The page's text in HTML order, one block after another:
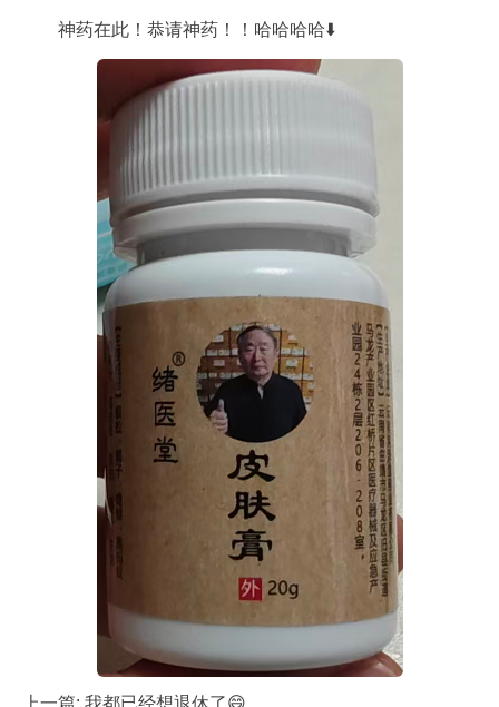
神药在此！恭请神药！！哈哈哈哈⬇️
上一篇: 我都已经想退休了😄